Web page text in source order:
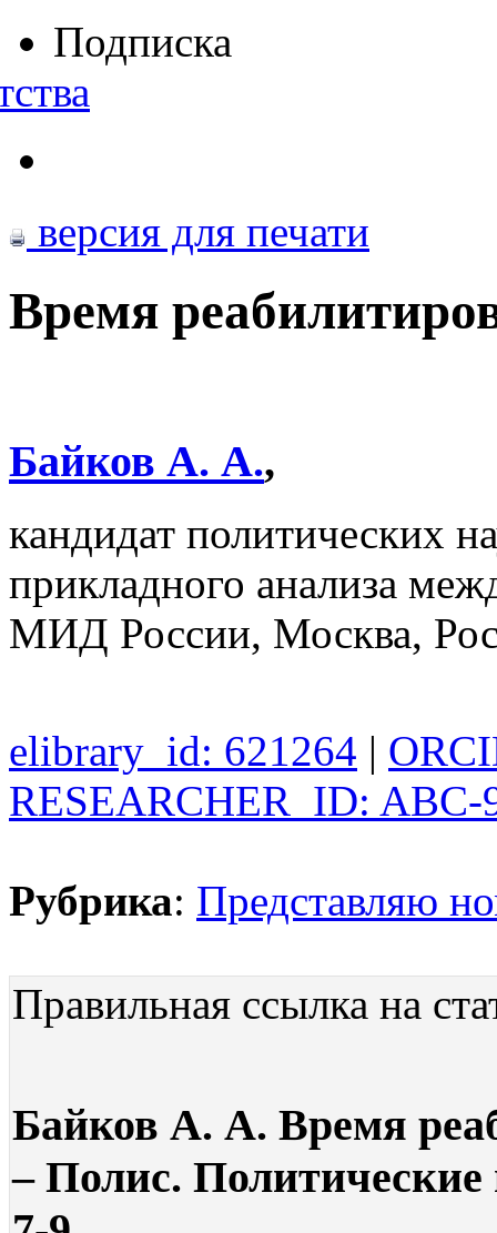
Подписка
версия для печати
Время
Байков А. А.,
кандидат политических
прикладного анализа
МИД России, Москва,
elibrary_id: 621264 |
RESEARCHER_ID: ABC-
Рубрика: Представляю
Правильная ссылка на
Байков А. А. Время
– Полис.